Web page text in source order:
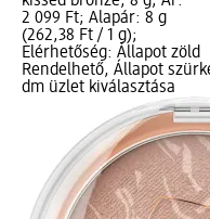
2 099 Ft; Alapár: 8 g
(262,38 Ft / 1 g);
Elérhetőség: Állapot zöld
Rendelhető, Állapot
dm üzlet kiválasztása